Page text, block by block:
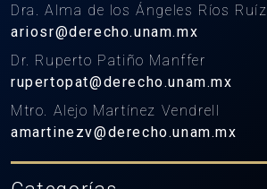
Dra. Alma de los Ángeles Ríos Ruíz
ariosr@derecho.unam.mx
Dr. Ruperto Patiño Manffer
rupertopat@derecho.unam.mx
Mtro. Alejo Martínez Vendrell
amartinezv@derecho.unam.mx